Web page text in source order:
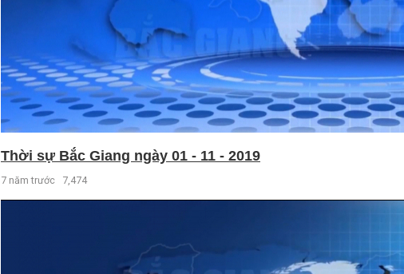
Thời sự Bắc Giang ngày 01 - 11 - 2019
7 năm trước 7,474